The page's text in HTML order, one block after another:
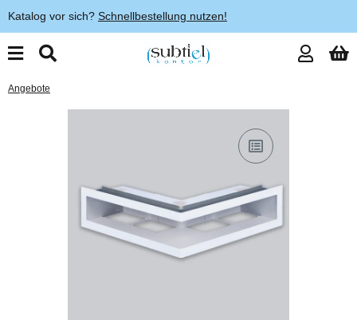
Katalog vor sich? Schnellbestellung nutzen!
Angebote